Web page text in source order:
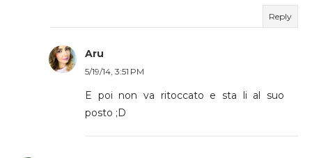
Reply
Aru
5/19/14, 3:51 PM
E poi non va ritoccato e sta li al suo
posto ;D